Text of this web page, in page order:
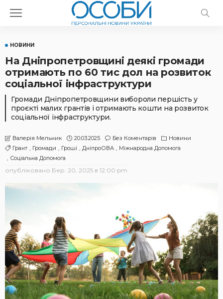
НОВИНИ
На Дніпропетровщині деякі громади
отримають по 60 тис дол на розвиток
соціальної інфраструктури
Громади Дніпропетровщини вибороли першість у
проєкті малих грантів і отримають кошти на розвиток
соціальної інфраструктури.
Валерія Мельник 20.03.2025 Без Коментарів
Новини
Грант
Громади Гроші ДніпроОВА
Міжнародна Допомога
Соціальна Допомога
опубліковано Бер. 20, 2025 в 12:00 pm